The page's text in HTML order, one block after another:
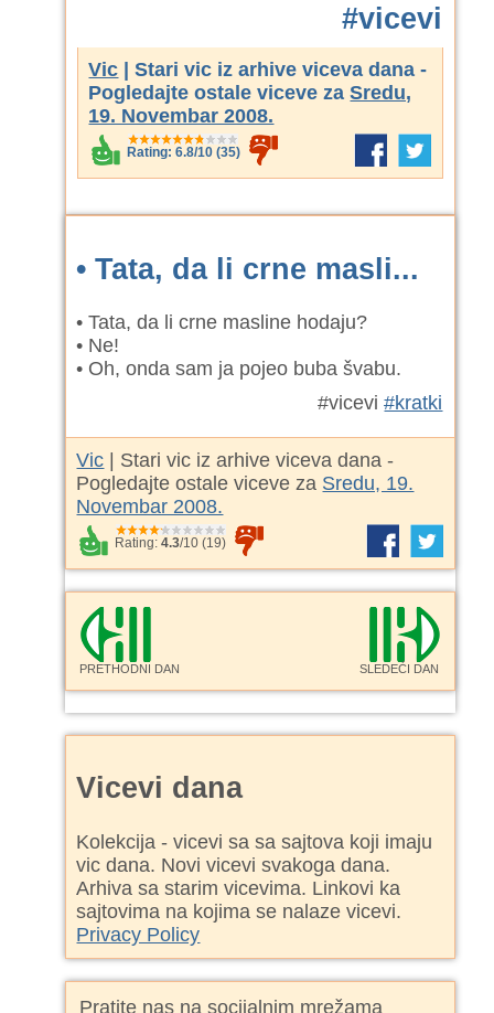
#vicevi
Vic | Stari vic iz arhive viceva dana -
Pogledajte ostale viceve zaSredu,
19. Novembar 2008.
Rating:6.8/10 (35)
• Tata, da li crne masli...
• Tata, da li crne masline hodaju?
• Ne!
• Oh, onda sam ja pojeo buba švabu.
#vicevi#kratki
Vic | Stari vic iz arhive viceva dana -
Pogledajte ostale viceve za Sredu, 19.
Novembar 2008.
Rating:4.3/10 (19)
PRETHODNI DAN SLEDEĆI DAN
Vicevi dana
Kolekcija - vicevi sa sa sajtova koji imaju
vic dana. Novi vicevi svakoga dana.
Arhiva sa starim vicevima. Linkovi ka
sajtovima na kojima se nalaze vicevi.
Privacy Policy
Pratite nas na socijalnim mrežama